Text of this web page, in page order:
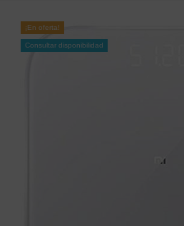
¡En oferta!
Consultar disponibilidad